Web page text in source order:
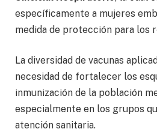
específicamente a mujeres
medida de protección para los
La diversidad de vacunas
necesidad de fortalecer los
inmunización de la población
especialmente en los grupos
atención sanitaria.